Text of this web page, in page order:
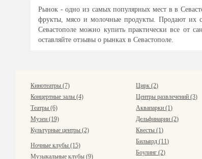
Рынок - одно из самых популярных мест в в
фрукты, мясо и молочные продукты. Продают их
Севастополе можно купить практически все от
оставляйте отзывы о рынках в Севастополе.
Кинотеатры (7)
Концертные залы (4)
Театры (6)
Музеи (19)
Культурные центры (2)
Ночные клубы (15)
Музыкальные клубы (9)
Цирк (2)
Центры развлечений (3)
Аквапарки (1)
Дельфинарии (2)
Квесты (1)
Бильярд (11)
Боулинг (2)